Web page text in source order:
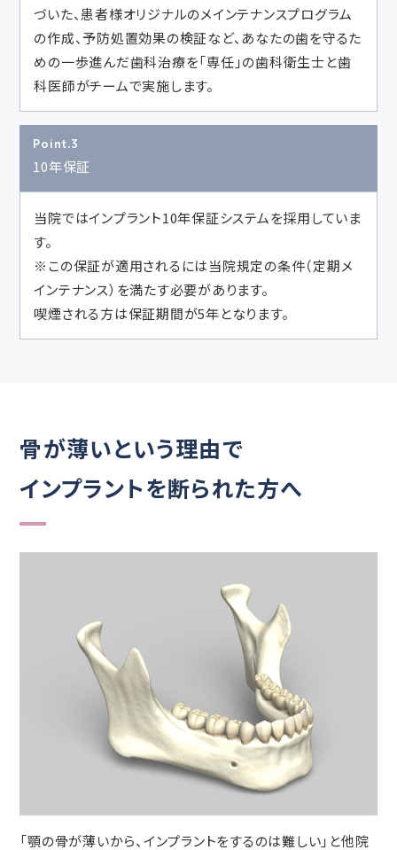
づいた、患者様オリジナルのメインテナンスプログラム
の作成、予防処置効果の検証など、あなたの歯を守るた
めの一歩進んだ歯科治療を「専任」の歯科衛生士と歯
科医師がチームで実施します。
Point.3
10年保証
当院ではインプラント10年保証システムを採用していま
す。
※この保証が適用されるには当院規定の条件（定期メ
インテナンス）を満たす必要があります。
喫煙される方は保証期間が5年となります。
骨が薄いという理由で
インプラントを断られた方へ
「顎の骨が薄いから、インプラントをするのは難しい」と他院